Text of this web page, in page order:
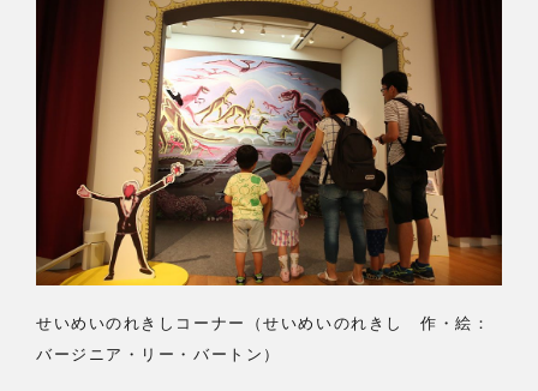
せいめいのれきしコーナー（せいめいのれきし 作・絵：
バージニア・リー・バートン）